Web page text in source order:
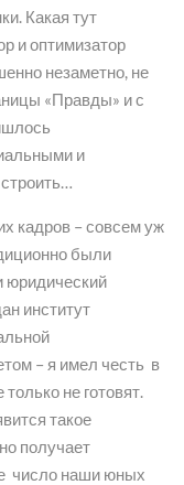
Какая тут
и оптимизатор
незаметно, не
«Правды» и с
и
кадров – совсем уж
были
юридический
институт
– я имел честь в
не готовят.
такое
получает
число наши юных